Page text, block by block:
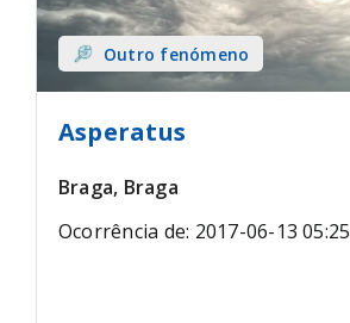
Outro fenómeno
Asperatus
Braga, Braga
Ocorrência de: 2017-06-13 05:25